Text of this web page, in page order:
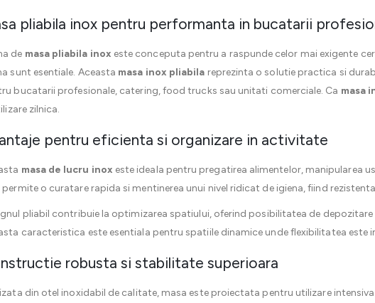
pliabila inox pentru performanta in bucatarii
de masa pliabila inox este conceputa pentru a raspunde celor mai exigente
sunt esentiale. Aceasta masa inox pliabila reprezinta o solutie practica si
bucatarii profesionale, catering, food trucks sau unitati comerciale. Ca masa
zilnica.
pentru eficienta si organizare in activitate
masa de lucru inox este ideala pentru pregatirea alimentelor, manipularea
permite o curatare rapida si mentinerea unui nivel ridicat de igiena, fiind
pliabil contribuie la optimizarea spatiului, oferind posibilitatea de
caracteristica este esentiala pentru spatiile dinamice unde flexibilitatea este
robusta si stabilitate superioara
din otel inoxidabil de calitate, masa este proiectata pentru utilizare